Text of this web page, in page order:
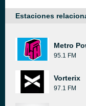
Estaciones
Metro
95.1 FM
Vorterix
97.1 FM